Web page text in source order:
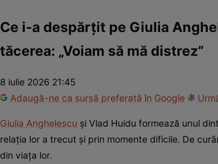
Ce i-a despărțit pe Giulia
tăcerea: „Voiam să mă distrez”
8 iulie 2026 21:45
Adaugă-ne ca sursă preferată în Google
Giulia Anghelescu și Vlad Huidu formează unul
relația lor a trecut și prin momente dificile. De
din viața lor.